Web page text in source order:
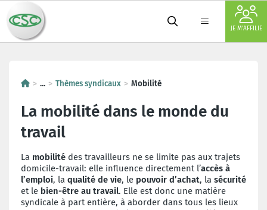
JE M'AFFILIE
... Thèmes syndicaux Mobilité
La mobilité dans le monde du
travail
La mobilité des travailleurs ne se limite pas aux trajets
domicile-travail: elle influence directement l’accès à
l’emploi, la qualité de vie, le pouvoir d’achat, la sécurité
et le bien-être au travail. Elle est donc une matière
syndicale à part entière, à aborder dans tous les lieux